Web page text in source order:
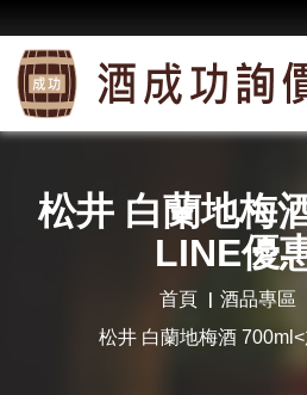
松井 白蘭地梅
LINE優
首頁 酒品專區
松井 白蘭地梅酒